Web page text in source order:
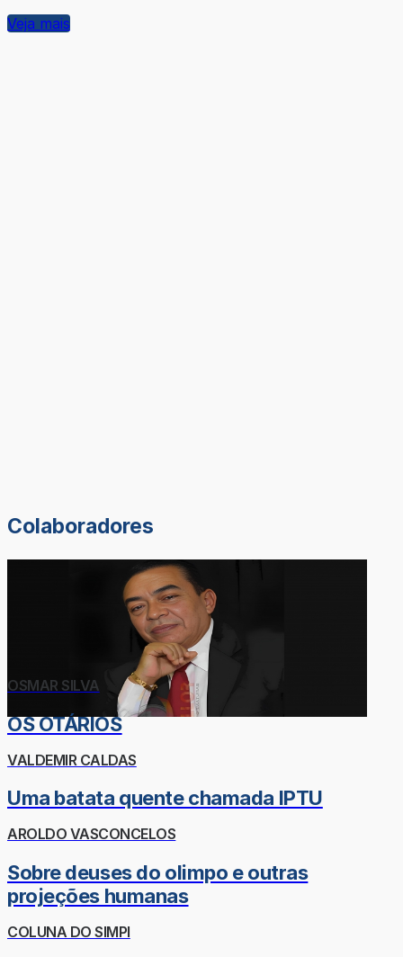
Veja mais
Colaboradores
OSMAR SILVA
OS OTÁRIOS
VALDEMIR CALDAS
Uma batata quente chamada IPTU
AROLDO VASCONCELOS
Sobre deuses do olimpo e outras
projeções humanas
COLUNA DO SIMPI